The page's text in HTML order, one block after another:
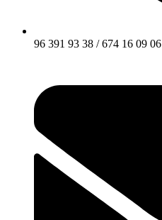
96 391 93 38 / 674 16 09 06